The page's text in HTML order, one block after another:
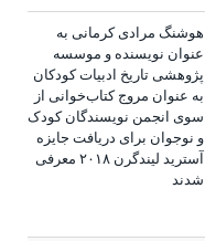
هوشنگ مرادی کرمانی به
عنوان نویسنده و موسسه
پژوهشی تاریخ ادبیات کودکان
به عنوان مروج کتاب‌خوانی از
سوی انجمن نویسندگان کودک
و نوجوان برای دریافت جایزه
آسترید لیندگرن ۲۰۱۸ معرفی
شدند